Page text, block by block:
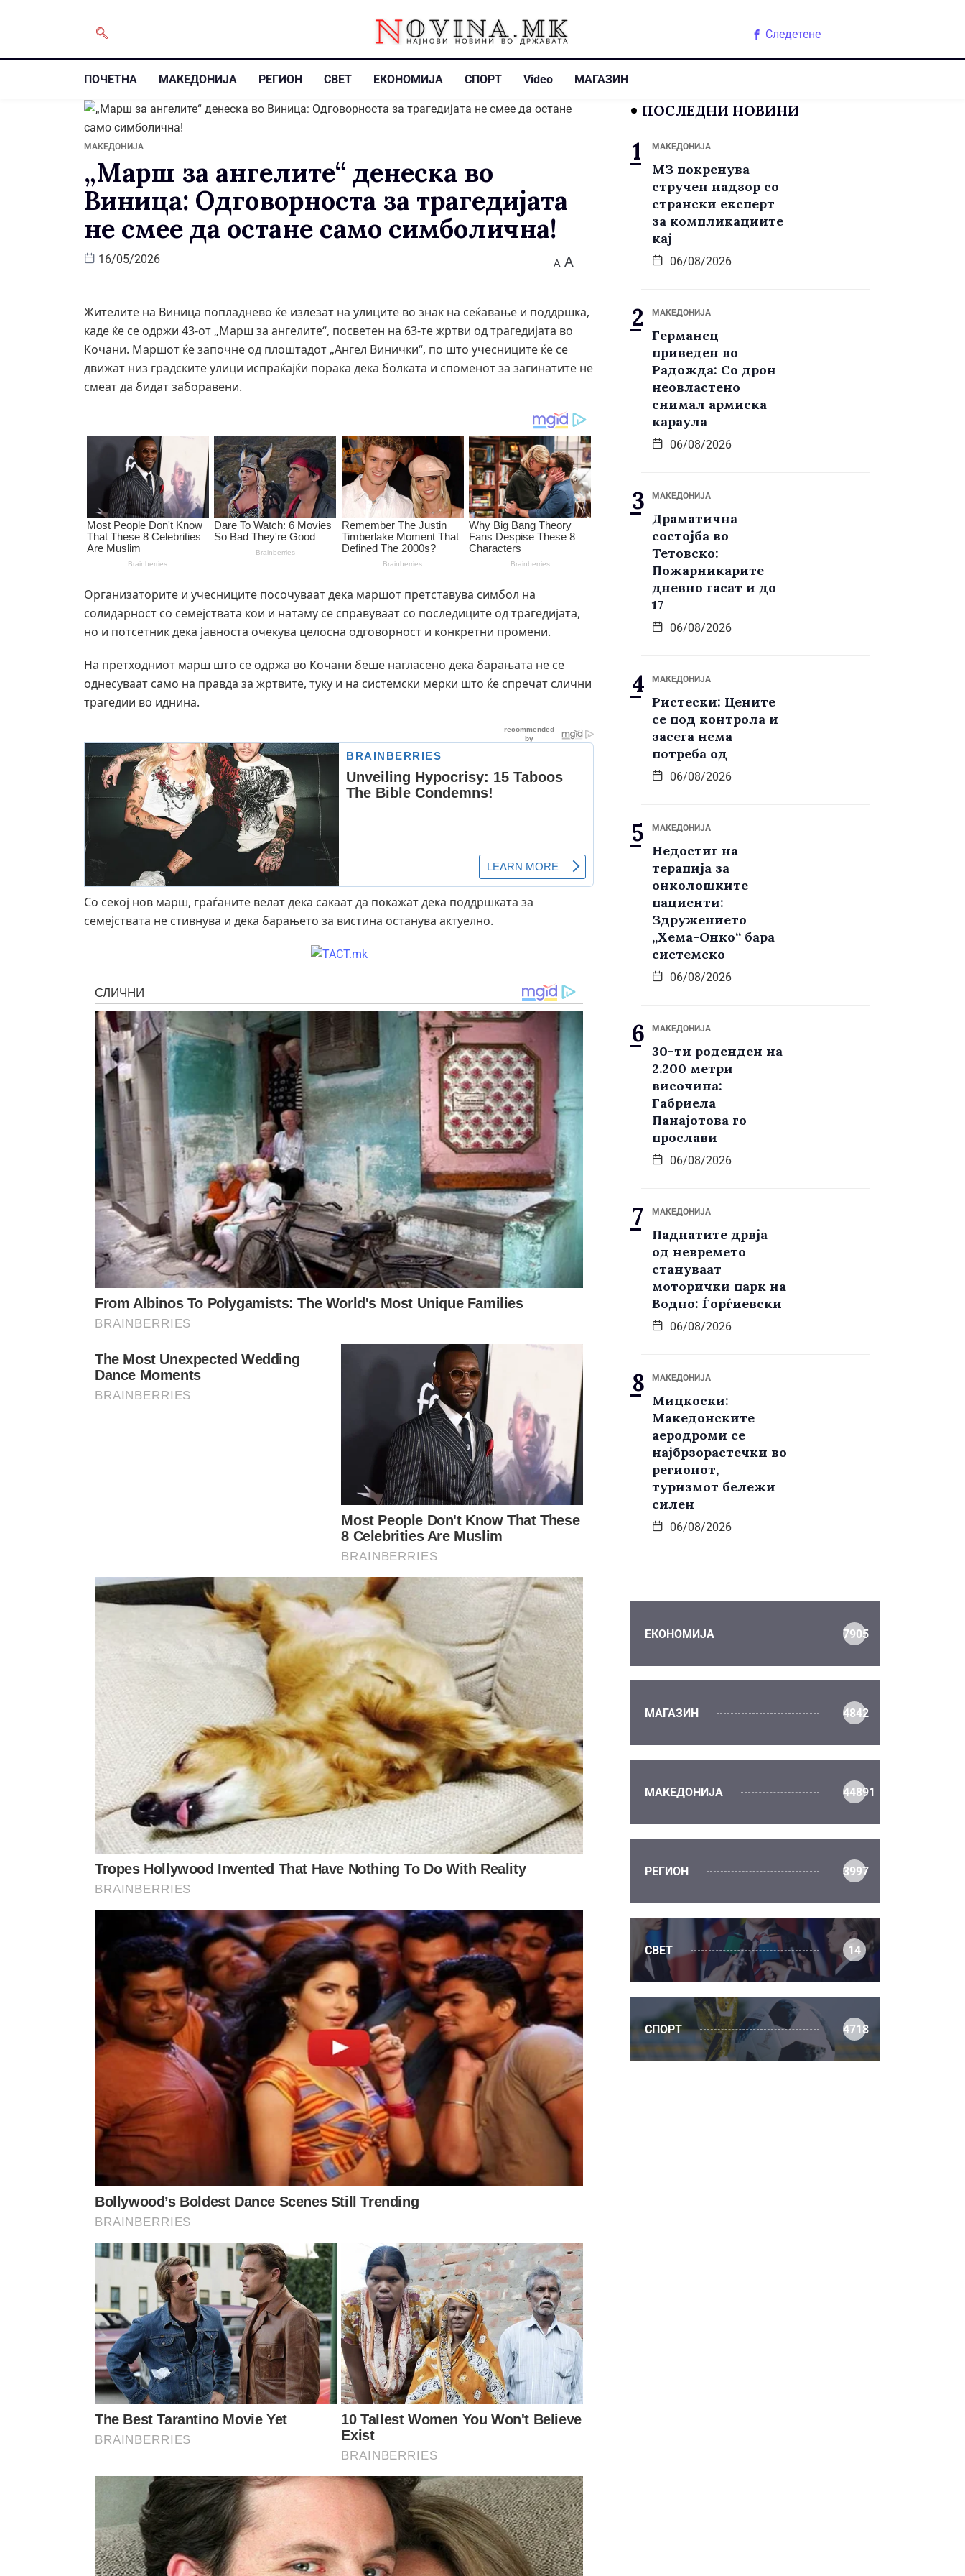
Следетене
ПОЧЕТНА МАКЕДОНИЈА РЕГИОН СВЕТ ЕКОНОМИЈА СПОРТ Video МАГАЗИН
МАКЕДОНИЈА
„Марш за ангелите“ денеска во
Виница: Одговорноста за трагедијата
не смее да остане само симболична!
16/05/2026 A A
Жителите на Виница попладнево ќе излезат на улиците во знак на сеќавање и поддршка,
каде ќе се одржи 43-от „Марш за ангелите“, посветен на 63-те жртви од трагедијата во
Кочани. Маршот ќе започне од плоштадот „Ангел Винички“, по што учесниците ќе се
движат низ градските улици испраќајќи порака дека болката и споменот за загинатите не
смеат да бидат заборавени.
Организаторите и учесниците посочуваат дека маршот претставува симбол на
солидарност со семејствата кои и натаму се справуваат со последиците од трагедијата,
но и потсетник дека јавноста очекува целосна одговорност и конкретни промени.
На претходниот марш што се одржа во Кочани беше нагласено дека барањата не се
однесуваат само на правда за жртвите, туку и на системски мерки што ќе спречат слични
трагедии во иднина.
Со секој нов марш, граѓаните велат дека сакаат да покажат дека поддршката за
семејствата не стивнува и дека барањето за вистина останува актуелно.
ПОСЛЕДНИ НОВИНИ
МАКЕДОНИЈА
МЗ покренува
стручен надзор со
странски експерт
за компликациите
кај
06/08/2026
МАКЕДОНИЈА
Германец
приведен во
Радожда: Со дрон
неовластено
снимал армиска
караула
06/08/2026
МАКЕДОНИЈА
Драматична
состојба во
Тетовско:
Пожарникарите
дневно гасат и до
17
06/08/2026
МАКЕДОНИЈА
Ристески: Цените
се под контрола и
засега нема
потреба од
06/08/2026
МАКЕДОНИЈА
Недостиг на
терапија за
онколошките
пациенти:
Здружението
„Хема-Онко“ бара
системско
06/08/2026
МАКЕДОНИЈА
30-ти роденден на
2.200 метри
височина:
Габриела
Панајотова го
прослави
06/08/2026
МАКЕДОНИЈА
Паднатите дрвја
од невремето
стануваат
моторички парк на
Водно: Ѓорѓиевски
06/08/2026
МАКЕДОНИЈА
Мицкоски:
Македонските
аеродроми се
најбрзорастечки во
регионот,
туризмот бележи
силен
06/08/2026
ЕКОНОМИЈА 7905
МАГАЗИН 4842
МАКЕДОНИЈА 44891
РЕГИОН 3997
СВЕТ 14
СПОРТ 4718